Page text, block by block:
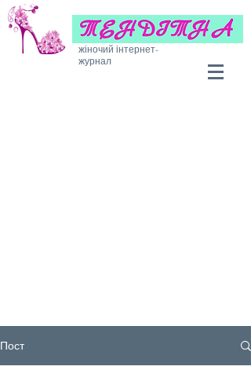
жіночий інтернет-
журнал
Пост